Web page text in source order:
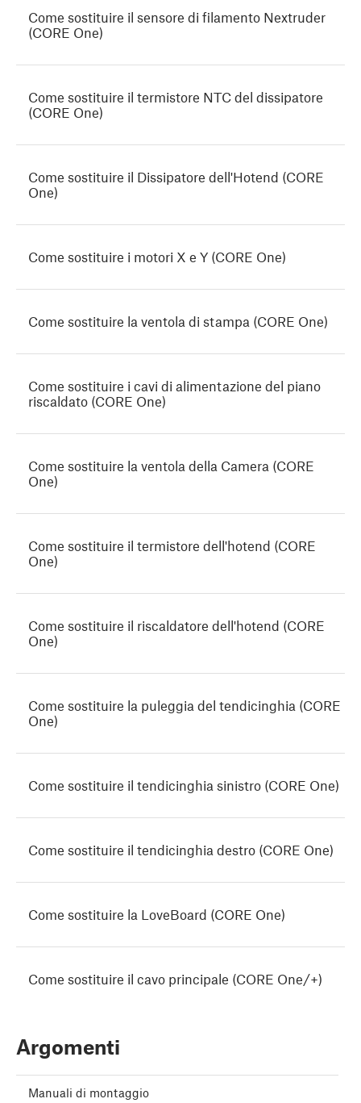
Come sostituire il sensore di filamento Nextruder
(CORE One)
Come sostituire il termistore NTC del dissipatore
(CORE One)
Come sostituire il Dissipatore dell'Hotend (CORE
One)
Come sostituire i motori X e Y (CORE One)
Come sostituire la ventola di stampa (CORE One)
Come sostituire i cavi di alimentazione del piano
riscaldato (CORE One)
Come sostituire la ventola della Camera (CORE
One)
Come sostituire il termistore dell'hotend (CORE
One)
Come sostituire il riscaldatore dell'hotend (CORE
One)
Come sostituire la puleggia del tendicinghia (CORE
One)
Come sostituire il tendicinghia sinistro (CORE One)
Come sostituire il tendicinghia destro (CORE One)
Come sostituire la LoveBoard (CORE One)
Come sostituire il cavo principale (CORE One/+)
Argomenti
Manuali di montaggio